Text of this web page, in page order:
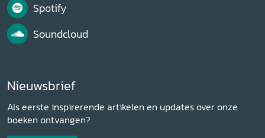
Spotify
Soundcloud
Nieuwsbrief
Als eerste inspirerende artikelen en updates over onze
boeken ontvangen?